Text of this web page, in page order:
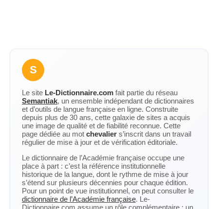
S
Le site Le-Dictionnaire.com fait partie du réseau
Semantiak, un ensemble indépendant de dictionnaires
et d’outils de langue française en ligne. Construite
depuis plus de 30 ans, cette galaxie de sites a acquis
une image de qualité et de fiabilité reconnue. Cette
page dédiée au mot chevalier s’inscrit dans un travail
régulier de mise à jour et de vérification éditoriale.
Le dictionnaire de l’Académie française occupe une
place à part : c’est la référence institutionnelle
historique de la langue, dont le rythme de mise à jour
s’étend sur plusieurs décennies pour chaque édition.
Pour un point de vue institutionnel, on peut consulter le
dictionnaire de l’Académie française. Le-
Dictionnaire.com assume un rôle complémentaire : un